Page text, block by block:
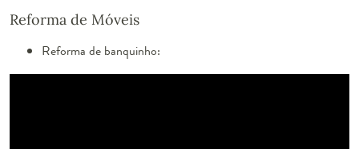
Reforma de Móveis
Reforma de banquinho: